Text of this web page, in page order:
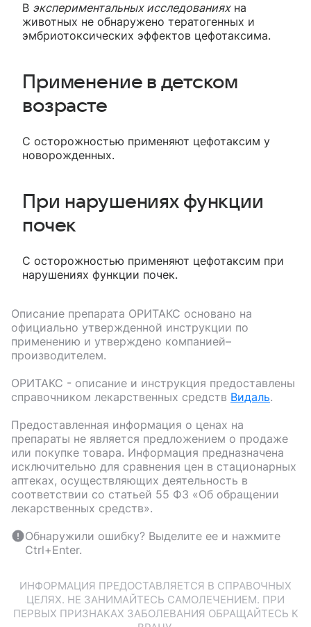
В экспериментальных исследованияхна
животных не обнаружено тератогенных и
эмбриотоксических эффектов цефотаксима.
Применение в детском
возрасте
С осторожностью применяют цефотаксим у
новорожденных.
При нарушениях функции
почек
С осторожностью применяют цефотаксим при
нарушениях функции почек.
Описание препарата ОРИТАКС основано на
официально утвержденной инструкции по
применению и утверждено компанией–
производителем.
ОРИТАКС - описание и инструкция предоставлены
справочником лекарственных средств Видаль.
Предоставленная информация о ценах на
препараты не является предложением о продаже
или покупке товара. Информация предназначена
исключительно для сравнения цен в стационарных
аптеках, осуществляющих деятельность в
соответствии со статьей 55 ФЗ «Об обращении
лекарственных средств».
Обнаружили ошибку? Выделите ее и нажмите
Ctrl+Enter.
ИНФОРМАЦИЯ ПРЕДОСТАВЛЯЕТСЯ В СПРАВОЧНЫХ
ЦЕЛЯХ. НЕ ЗАНИМАЙТЕСЬ САМОЛЕЧЕНИЕМ. ПРИ
ПЕРВЫХ ПРИЗНАКАХ ЗАБОЛЕВАНИЯ ОБРАЩАЙТЕСЬ К